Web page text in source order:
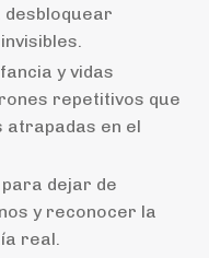
desbloquear
y vidas
repetitivos que
atrapadas en el
dejar de
y reconocer la
real.